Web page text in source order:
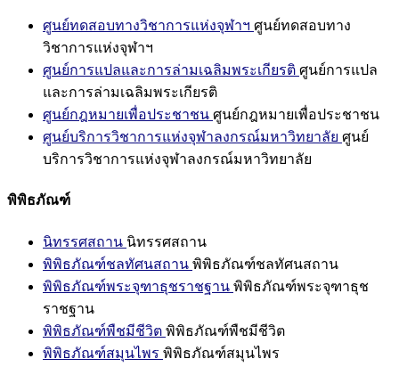
ศูนย์ทดสอบทางวิชาการแห่งจุฬาฯ ศูนย์ทดสอบทาง
วิชาการแห่งจุฬาฯ
ศูนย์การแปลและการล่ามเฉลิมพระเกียรติ ศูนย์การแปล
และการล่ามเฉลิมพระเกียรติ
ศูนย์กฎหมายเพื่อประชาชน ศูนย์กฎหมายเพื่อประชาชน
ศูนย์บริการวิชาการแห่งจุฬาลงกรณ์มหาวิทยาลัย ศูนย์
บริการวิชาการแห่งจุฬาลงกรณ์มหาวิทยาลัย
พิพิธภัณฑ์
นิทรรศสถาน นิทรรศสถาน
พิพิธภัณฑ์ชลทัศนสถาน พิพิธภัณฑ์ชลทัศนสถาน
พิพิธภัณฑ์พระจุฑาธุชราชฐาน พิพิธภัณฑ์พระจุฑาธุช
ราชฐาน
พิพิธภัณฑ์พืชมีชีวิต พิพิธภัณฑ์พืชมีชีวิต
พิพิธภัณฑ์สมุนไพร พิพิธภัณฑ์สมุนไพร